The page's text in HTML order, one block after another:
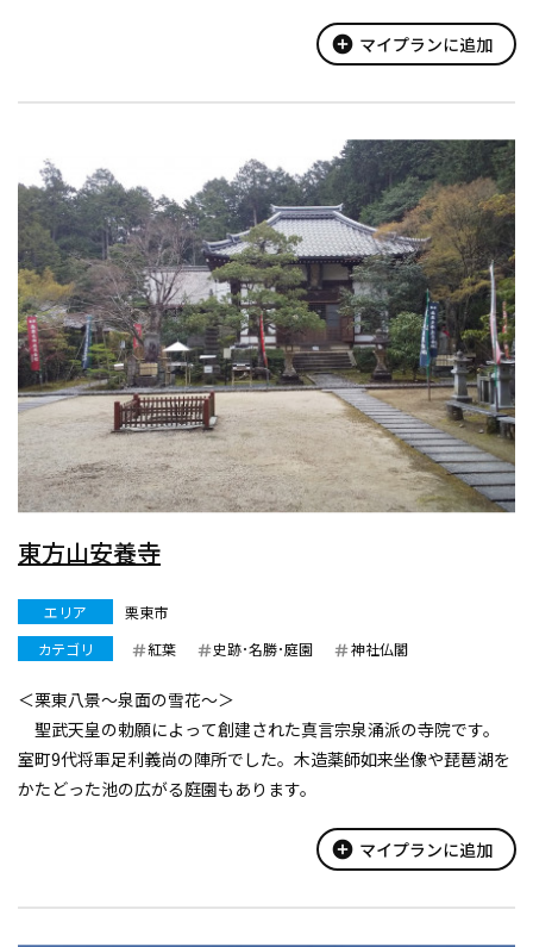
add_circle マイプランに追加
東方山安養寺
エリア
栗東市
カテゴリ
紅葉 史跡･名勝･庭園 神社仏閣
＜栗東八景〜泉面の雪花〜＞
聖武天皇の勅願によって創建された真言宗泉涌派の寺院です。
室町9代将軍足利義尚の陣所でした。木造薬師如来坐像や琵琶湖を
かたどった池の広がる庭園もあります。
室町9代将軍足利義尚が、佐々木六角高頼討伐のため安養寺に陣
所を設営し動座した所です。将軍の軍勢に対して...
add_circle マイプランに追加